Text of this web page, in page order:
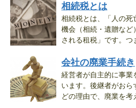
相続税とは
相続税とは、「人の死
機会（相続・遺贈など
される租税」です。つ
会社の廃業手続き
経営者が自主的に事業
います。後継者がおら
どの理由で、廃業を考